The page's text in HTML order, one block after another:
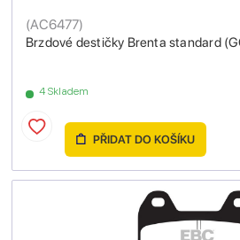
Brzdové destičky Brenta standard
(AC6477)
4 Skladem
PŘIDAT DO KOŠÍKU